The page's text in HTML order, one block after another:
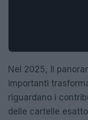
Nel 2025, il
importanti
riguardano i
delle cartelle